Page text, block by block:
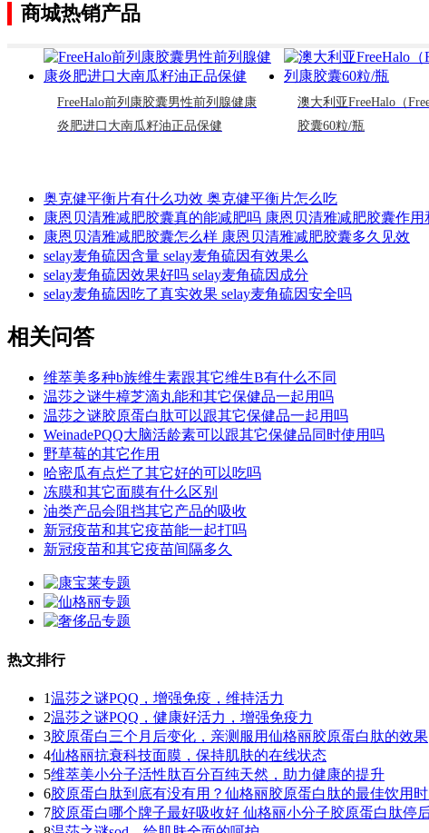
商城热销产品
FreeHalo前列康胶囊男性前列腺健康
炎肥进口大南瓜籽油正品保健
澳大利亚FreeHalo（
胶囊60粒/瓶
奥克健平衡片有什么功效 奥克健平衡片怎么吃
康恩贝清雅减肥胶囊真的能减肥吗 康恩贝清雅减肥胶囊作用
康恩贝清雅减肥胶囊怎么样 康恩贝清雅减肥胶囊多久见效
selay麦角硫因含量 selay麦角硫因有效果么
selay麦角硫因效果好吗 selay麦角硫因成分
selay麦角硫因吃了真实效果 selay麦角硫因安全吗
相关问答
维萃美多种b族维生素跟其它维生B有什么不同
温莎之谜牛樟芝滴丸能和其它保健品一起用吗
温莎之谜胶原蛋白肽可以跟其它保健品一起用吗
WeinadePQQ大脑活龄素可以跟其它保健品同时使用吗
野草莓的其它作用
哈密瓜有点烂了其它好的可以吃吗
冻膜和其它面膜有什么区别
油类产品会阻挡其它产品的吸收
新冠疫苗和其它疫苗能一起打吗
新冠疫苗和其它疫苗间隔多久
热文排行
1温莎之谜PQQ，增强免疫，维持活力
2温莎之谜PQQ，健康好活力，增强免疫力
3胶原蛋白三个月后变化，亲测服用仙格丽胶原蛋白肽的效果
4仙格丽抗衰科技面膜，保持肌肤的在线状态
5维萃美小分子活性肽百分百纯天然，助力健康的提升
6胶原蛋白肽到底有没有用？仙格丽胶原蛋白肽的最佳饮用时
7胶原蛋白哪个牌子最好吸收好 仙格丽小分子胶原蛋白肽停